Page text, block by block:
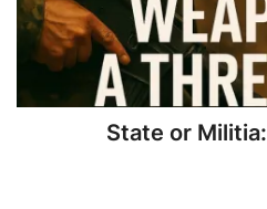
إمّا الدولة… أو لا لبنان | State or Militia: